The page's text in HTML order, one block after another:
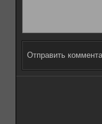
Отправить